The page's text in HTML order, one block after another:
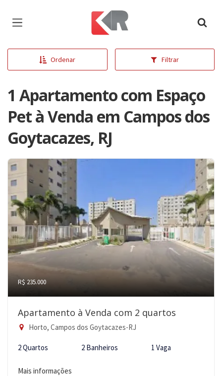
Página inicial
Ordenar Filtrar
1 Apartamento com Espaço
Pet à Venda em Campos dos
Goytacazes, RJ
R$ 235.000
Apartamento à Venda com 2 quartos
Horto, Campos dos Goytacazes-RJ
2 Quartos 2 Banheiros 1 Vaga
Mais informações